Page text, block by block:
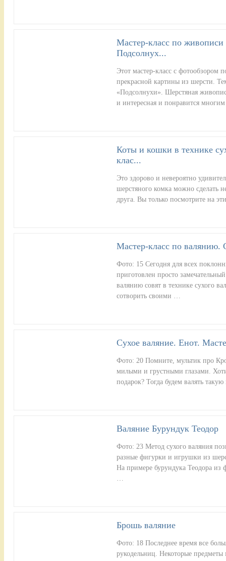
Мастер-класс по
Подсолнух...
Этот мастер-класс с фотообзором
прекрасной картины из шерсти.
«Подсолнухи». Шерстяная
и интересная и понравится
Коты и кошки в технике
клас...
Это здорово и невероятно
шерстяного комка можно сделать
друга. Вы только посмотрите на
Мастер-класс по валянию.
Фото: 15 Сегодня для всех
приготовлен просто
валянию совят в технике сухого
сотворить своими …
Сухое валяние. Енот.
Фото: 20 Помните, мультик про
милыми и грустными глазами.
подарок? Тогда будем валять
Валяние Бурундук Теодор
Фото: 23 Метод сухого валяния
разные фигурки и игрушки из
На примере бурундука Теодора
…
Брошь валяние
Фото: 18 Последнее время все
рукодельниц. Некоторые